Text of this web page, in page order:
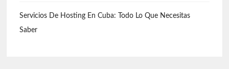
Servicios De Hosting En Cuba: Todo Lo Que Necesitas
Saber